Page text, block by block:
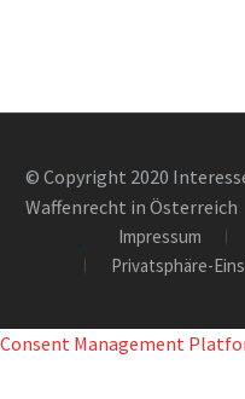
© Copyright 2020
Waffenrecht in Österreich
Impressum
Privatsphäre-
Consent Management